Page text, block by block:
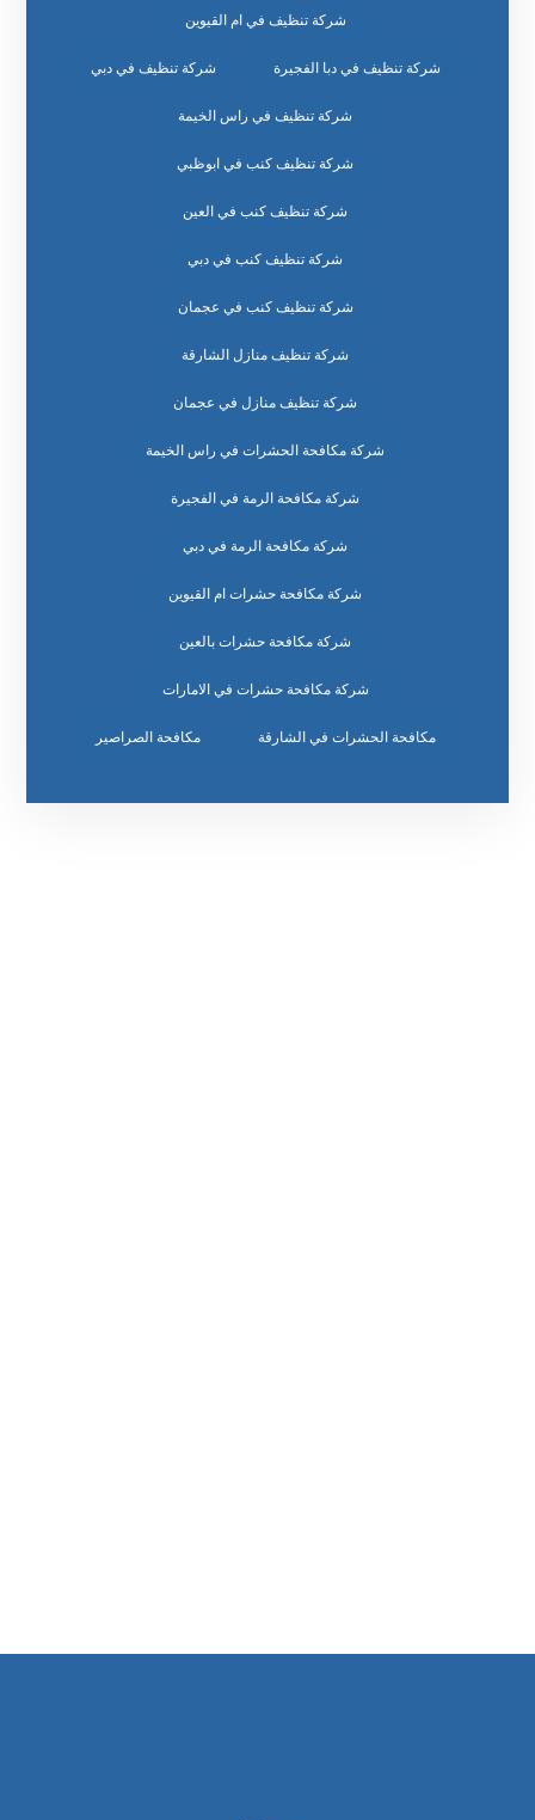
شركة تنظيف في ام القيوين
شركة تنظيف في دبا الفجيرة شركة تنظيف في دبي
شركة تنظيف في راس الخيمة
شركة تنظيف كنب في ابوظبي
شركة تنظيف كنب في العين
شركة تنظيف كنب في دبي
شركة تنظيف كنب في عجمان
شركة تنظيف منازل الشارقة
شركة تنظيف منازل في عجمان
شركة مكافحة الحشرات في راس الخيمة
شركة مكافحة الرمة في الفجيرة
شركة مكافحة الرمة في دبي
شركة مكافحة حشرات ام القيوين
شركة مكافحة حشرات بالعين
شركة مكافحة حشرات في الامارات
مكافحة الحشرات في الشارقة مكافحة الصراصير